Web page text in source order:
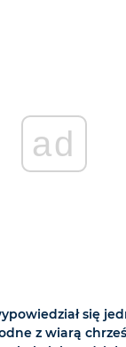
ad
się
z wiarą